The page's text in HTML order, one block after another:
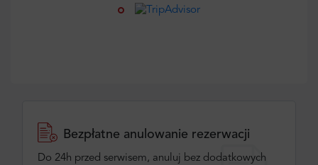
Bezpłatne anulowanie rezerwacji
Do 24h przed serwisem, anuluj bez dodatkowych